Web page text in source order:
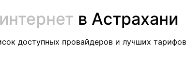
в Астрахани
доступных провайдеров и лучших тарифов